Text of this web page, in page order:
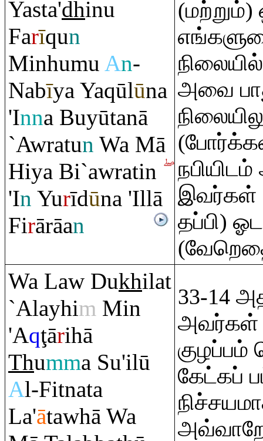
Yasta'dhinu
Farīqun
Minhumu An-
Nabīya Yaqūlūna
'Inna Buyūtanā
`Awratun Wa Mā
Hiya Bi`awratin
'In Yurīdūna 'Illā
Firārāan
(மற்றும்)
அவை
இவர்கள்
தப்பி)
Wa Law Dukhilat
`Alayhim Min
'Aqţārihā
Thumma Su'ilū
Al-Fitnata
La'ātawhā Wa
33-14
அவர்கள்
குழப்பம்
கேட்கப்